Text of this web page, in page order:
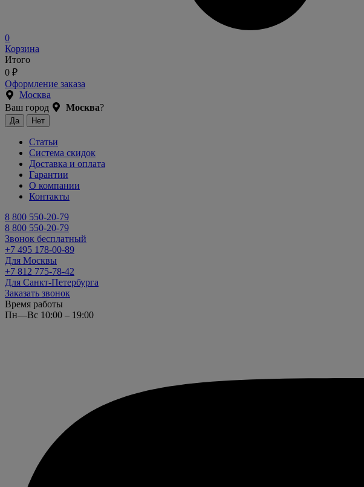
0
Корзина
Итого
0 ₽
Оформление заказа
Москва
Ваш город
Москва?
Статьи
Система скидок
Доставка и оплата
Гарантии
О компании
Контакты
8 800 550-20-79
8 800 550-20-79
Звонок бесплатный
+7 495 178-00-89
Для Москвы
+7 812 775-78-42
Для Санкт-Петербурга
Заказать звонок
Время работы
Пн—Вс 10:00 – 19:00